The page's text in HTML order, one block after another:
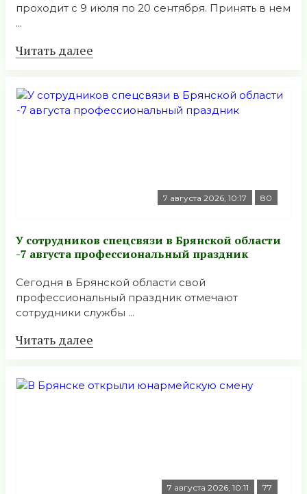
проходит с 9 июля по 20 сентября. Принять в нем
...
Читать далее
7 августа 2026, 10:17 80
У сотрудников спецсвязи в Брянской области
-7 августа профессиональный праздник
Сегодня в Брянской области свой
профессиональный праздник отмечают
сотрудники службы ...
Читать далее
7 августа 2026, 10:11 77